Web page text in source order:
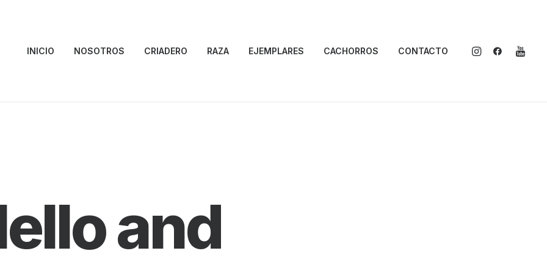
INICIO NOSOTROS CRIADERO RAZA EJEMPLARES CACHORROS CONTACTO
and